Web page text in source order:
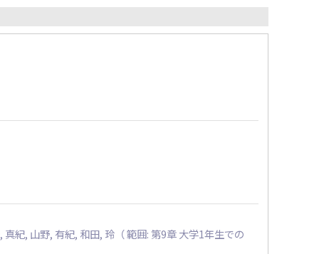
紀, 山野, 有紀, 和田, 玲（ 範囲: 第9章 大学1年生での